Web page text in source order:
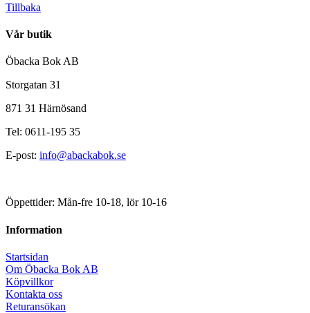
Tillbaka
Vår butik
Öbacka Bok AB
Storgatan 31
871 31 Härnösand
Tel: 0611-195 35
E-post: info@abackabok.se
Öppettider: Mån-fre 10-18, lör 10-16
Information
Startsidan
Om Öbacka Bok AB
Köpvillkor
Kontakta oss
Returansökan